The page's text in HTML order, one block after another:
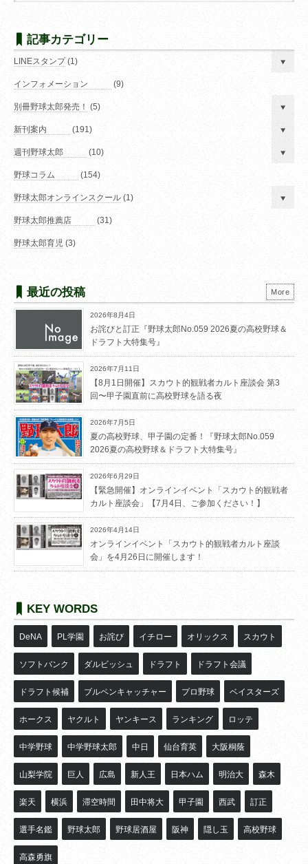
記事カテゴリー
LINEスタンプ(1)
インフォメーション (9)
別冊野球太郎発売！ (5)
新刊案内 (191)
週刊野球太郎 (10)
野球コラム (154)
野球太郎オンラインスクール (1)
野球太郎推薦店 (31)
野球太郎育児 (3)
最近の投稿
2026年8月4日
お詫びと訂正『野球太郎No.059 2026夏の高校野球＆
ドラフト大特集号』
2026年7月11日
【8月1日開催】スカウト的観戦者カルト座談会 第3
回〜甲子園直前に高校野球を語る夜
2026年7月5日
夏の高校野球、甲子園の定番！『野球太郎No.059
2026夏の高校野球＆ドラフト大特集号』
2026年6月29日
【緊急開催】オンラインイベント「スカウト的観戦者
カルト座談会」【7月4日、ご参加ください！】
2026年4月14日
オンラインイベント「スカウト的観戦者カルト座談
会」を4月26日に開催します！
More
KEY WORDS
DeNA PL学園 お詫び イチロー オリックス スカウト
ソフトバンク ダルビッシュ ドラフト ドラフト会議
ドラフト候補 ブルペンキャッチャー プロ野球 ベイスターズ
ホークス ヤクルト ヤンキース ランキング ロッテ
中学野球 中学野球太郎 中日 仙台育英 大阪桐蔭
山梨学院 巨人 広島 新人王 日本ハム 明治大 森木
楽天 横浜 滞空時間 田中将大 甲子園 西武 訂正
選手名鑑 野球太郎 野球居酒屋 阪神 隠し玉 高校野球
高森勇旗